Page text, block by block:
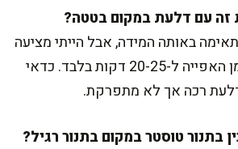
באותה המידה, אבל הייתי מציעה
להפחית מעט את זמן האפייה ל-20-25 דקות בלבד. כדאי
רכה אך לא מתפרקת.